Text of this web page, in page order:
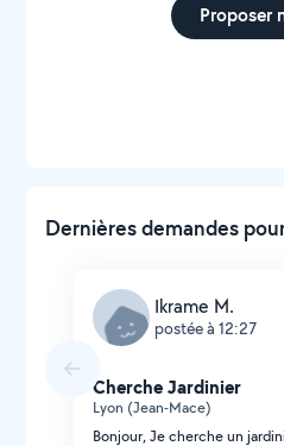
Proposer
Dernières demandes
Ikrame M.
postée à 12:27
Cherche Jardinier
Lyon (Jean-Mace)
Bonjour, Je cherche un